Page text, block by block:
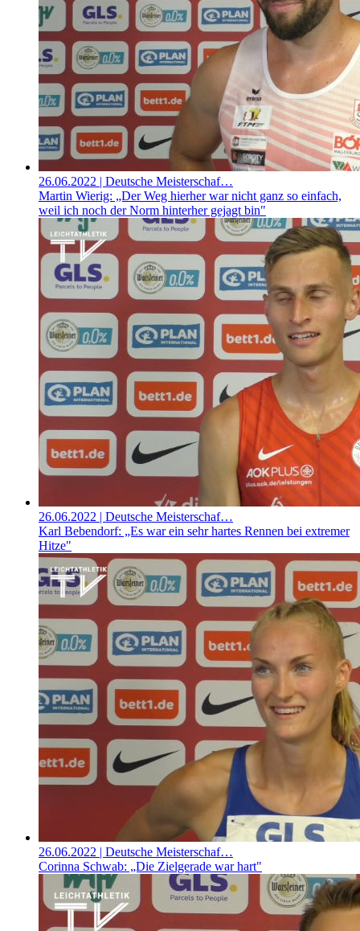
26.06.2022 | Deutsche Meisterschaf…
Martin Wierig: „Der Weg hierher war nicht ganz so einfach,
weil ich noch der Norm hinterher gejagt bin"
26.06.2022 | Deutsche Meisterschaf…
Karl Bebendorf: „Es war ein sehr hartes Rennen bei extremer
Hitze"
26.06.2022 | Deutsche Meisterschaf…
Corinna Schwab: „Die Zielgerade war hart"